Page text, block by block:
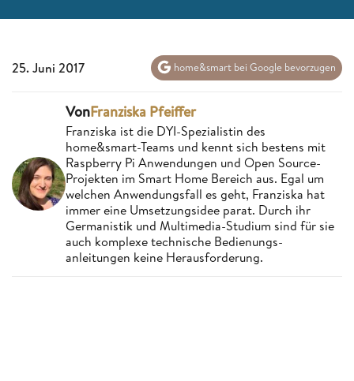
25. Juni 2017 home&smart bei Google bevorzugen
VonFranziska Pfeiffer
Franziska ist die DYI-Spezialistin des
home&smart-Teams und kennt sich bestens mit
Raspberry Pi Anwendungen und Open Source-
Projekten im Smart Home Bereich aus. Egal um
welchen Anwendungsfall es geht, Franziska hat
immer eine Umsetzungsidee parat. Durch ihr
Germanistik und Multimedia-Studium sind für sie
auch komplexe technische Bedienungs-
anleitungen keine Herausforderung.